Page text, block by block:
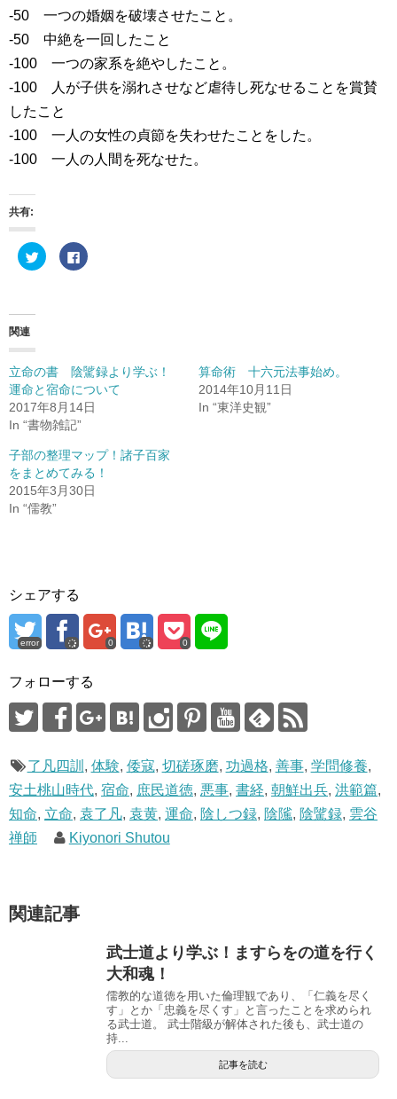
-50 一つの婚姻を破壊させたこと。
-50 中絶を一回したこと
-100 一つの家系を絶やしたこと。
-100 人が子供を溺れさせなど虐待し死なせることを賞賛
したこと
-100 一人の女性の貞節を失わせたことをした。
-100 一人の人間を死なせた。
共有:
ク
リ
e
r
で
共
有
(
新
い
ウ
ィ
ン
ド
ウ
で
F
a
す
る
に
は
ク
し
て
く
だ
さ
で
開
き
ま
関連
立命の書 陰騭録より学ぶ！
運命と宿命について
2017年8月14日
In “書物雑記”
算命術 十六元法事始め。
2014年10月11日
In “東洋史観”
子部の整理マップ！諸子百家
をまとめてみる！
2015年3月30日
In “儒教”
シェアする
error 0 0
フォローする
了凡四訓 , 体験, 倭寇, 切磋琢磨, 功過格, 善事, 学問修養,
安土桃山時代, 宿命, 庶民道徳, 悪事, 書経, 朝鮮出兵, 洪範篇,
知命, 立命, 袁了凡, 袁黄, 運命, 陰しつ録, 陰隲, 陰騭録, 雲谷
禅師
Kiyonori Shutou
関連記事
武士道より学ぶ！ますらをの道を行く
大和魂！
儒教的な道徳を用いた倫理観であり、「仁義を尽く
す」とか「忠義を尽くす」と言ったことを求められ
る武士道。 武士階級が解体された後も、武士道の
持...
記事を読む